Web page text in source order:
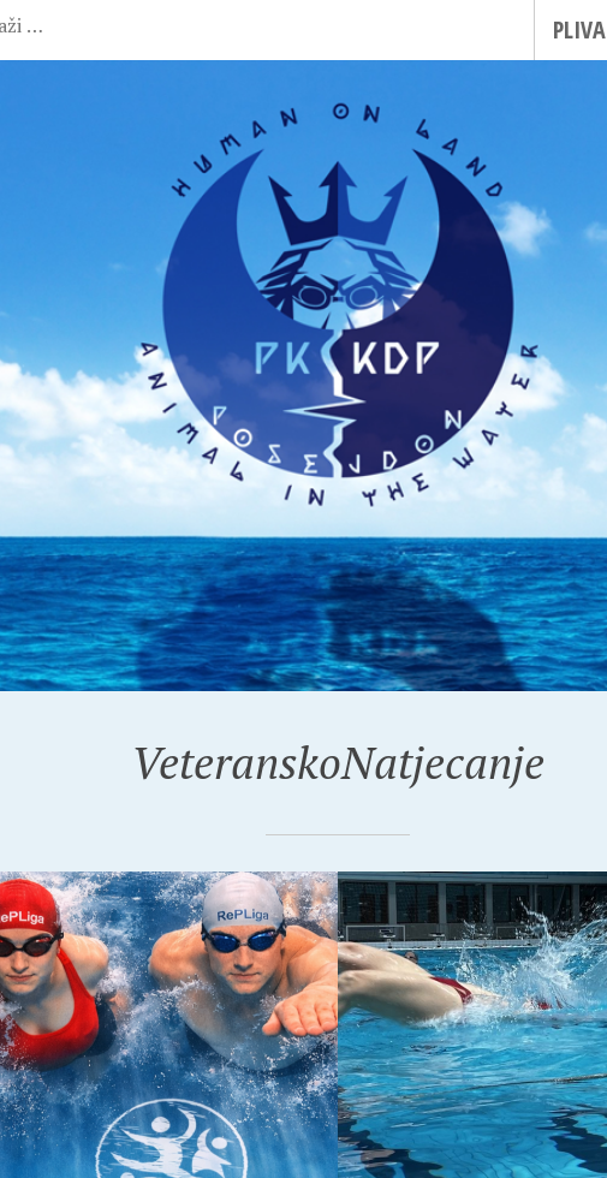
VeteranskoNatjecanje
22-04-2026
VIDEO ZAPISI I
REZULTATI 7. KOLO
REPLIGA
15-03-2026
VIDEO ZAPISI I
REZULTATI 6. KOLO
REPLIGE 2026.